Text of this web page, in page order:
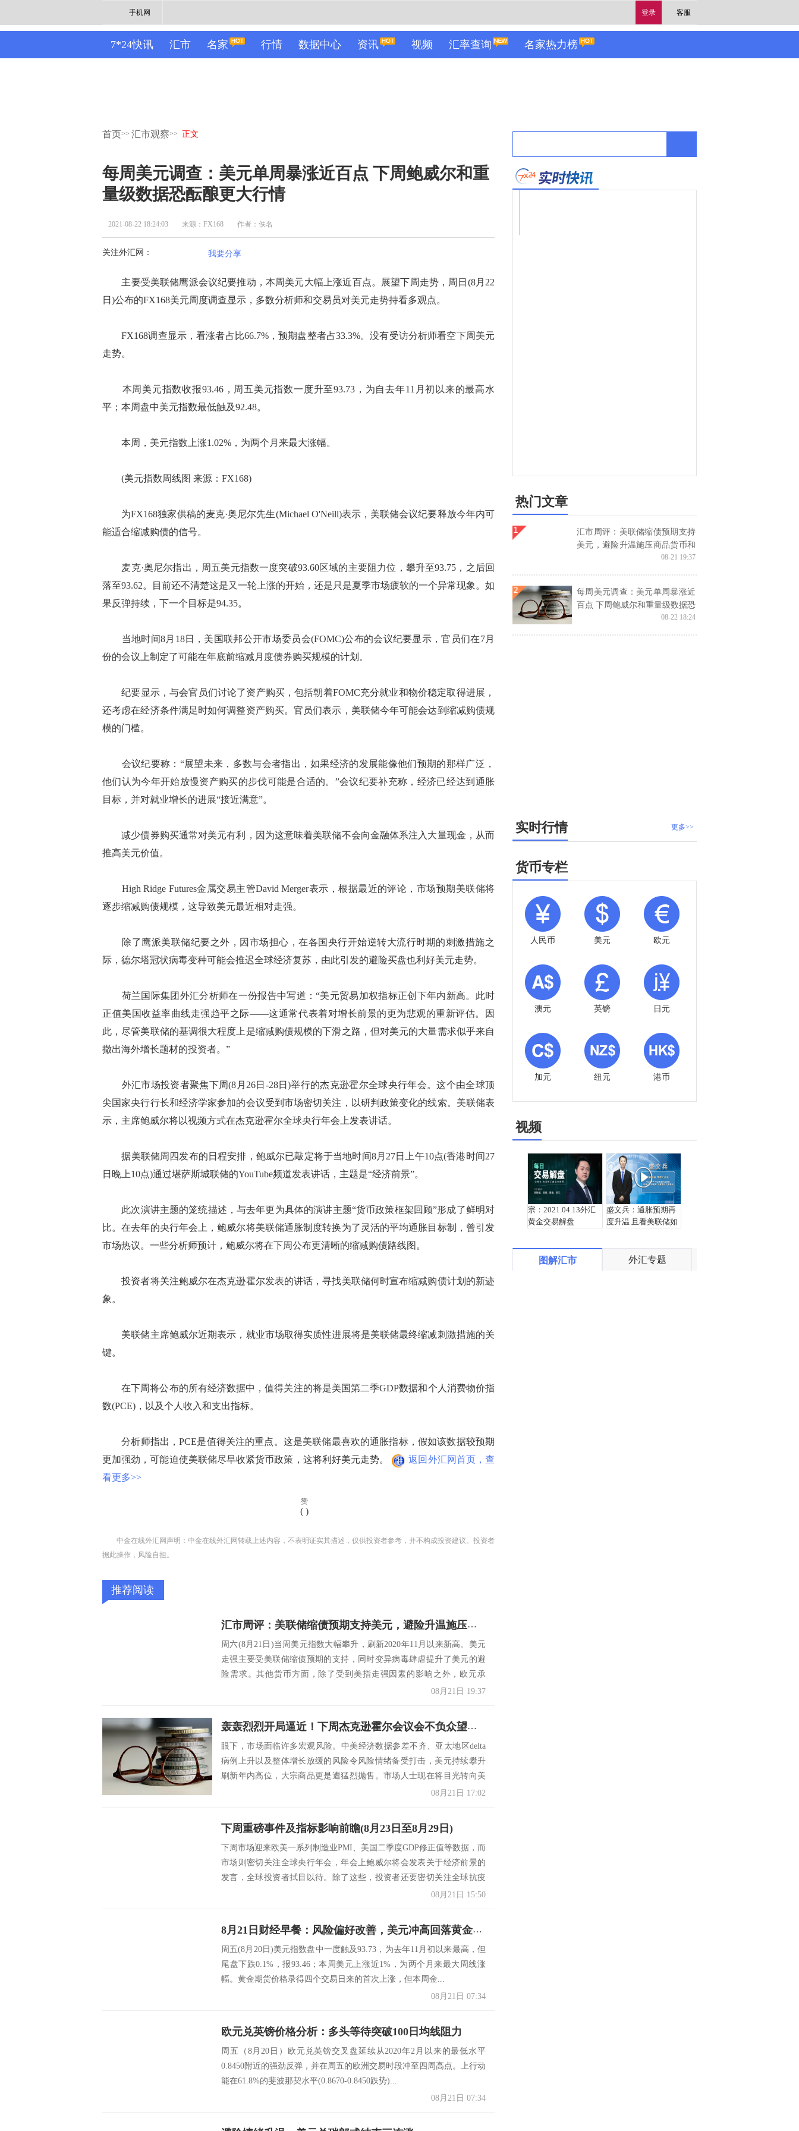
登录 客服
手机网
7*24快讯 汇市 名家 行情 数据中心 资讯 视频 汇率查询 名家热力榜
首页>> 汇市观察>> 正文
每周美元调查：美元单周暴涨近百点 下周鲍威尔和重
量级数据恐酝酿更大行情
2021-08-22 18:24:03 来源：FX168 作者：佚名
关注外汇网： 我要分享
主要受美联储鹰派会议纪要推动，本周美元大幅上涨近百点。展望下周走势，周日(8月22
日)公布的FX168美元周度调查显示，多数分析师和交易员对美元走势持看多观点。
FX168调查显示，看涨者占比66.7%，预期盘整者占33.3%。没有受访分析师看空下周美元
走势。
本周美元指数收报93.46，周五美元指数一度升至93.73，为自去年11月初以来的最高水
平；本周盘中美元指数最低触及92.48。
本周，美元指数上涨1.02%，为两个月来最大涨幅。
(美元指数周线图 来源：FX168)
为FX168独家供稿的麦克·奥尼尔先生(Michael O'Neill)表示，美联储会议纪要释放今年内可
能适合缩减购债的信号。
麦克·奥尼尔指出，周五美元指数一度突破93.60区域的主要阻力位，攀升至93.75，之后回
落至93.62。目前还不清楚这是又一轮上涨的开始，还是只是夏季市场疲软的一个异常现象。如
果反弹持续，下一个目标是94.35。
当地时间8月18日，美国联邦公开市场委员会(FOMC)公布的会议纪要显示，官员们在7月
份的会议上制定了可能在年底前缩减月度债券购买规模的计划。
纪要显示，与会官员们讨论了资产购买，包括朝着FOMC充分就业和物价稳定取得进展，
还考虑在经济条件满足时如何调整资产购买。官员们表示，美联储今年可能会达到缩减购债规
模的门槛。
会议纪要称：“展望未来，多数与会者指出，如果经济的发展能像他们预期的那样广泛，
他们认为今年开始放慢资产购买的步伐可能是合适的。”会议纪要补充称，经济已经达到通胀
目标，并对就业增长的进展“接近满意”。
减少债券购买通常对美元有利，因为这意味着美联储不会向金融体系注入大量现金，从而
推高美元价值。
High Ridge Futures金属交易主管David Merger表示，根据最近的评论，市场预期美联储将
逐步缩减购债规模，这导致美元最近相对走强。
除了鹰派美联储纪要之外，因市场担心，在各国央行开始逆转大流行时期的刺激措施之
际，德尔塔冠状病毒变种可能会推迟全球经济复苏，由此引发的避险买盘也利好美元走势。
荷兰国际集团外汇分析师在一份报告中写道：“美元贸易加权指标正创下年内新高。此时
正值美国收益率曲线走强趋平之际——这通常代表着对增长前景的更为悲观的重新评估。因
此，尽管美联储的基调很大程度上是缩减购债规模的下滑之路，但对美元的大量需求似乎来自
撤出海外增长题材的投资者。”
外汇市场投资者聚焦下周(8月26日-28日)举行的杰克逊霍尔全球央行年会。这个由全球顶
尖国家央行行长和经济学家参加的会议受到市场密切关注，以研判政策变化的线索。美联储表
示，主席鲍威尔将以视频方式在杰克逊霍尔全球央行年会上发表讲话。
据美联储周四发布的日程安排，鲍威尔已敲定将于当地时间8月27日上午10点(香港时间27
日晚上10点)通过堪萨斯城联储的YouTube频道发表讲话，主题是“经济前景”。
此次演讲主题的笼统描述，与去年更为具体的演讲主题“货币政策框架回顾”形成了鲜明对
比。在去年的央行年会上，鲍威尔将美联储通胀制度转换为了灵活的平均通胀目标制，曾引发
市场热议。一些分析师预计，鲍威尔将在下周公布更清晰的缩减购债路线图。
投资者将关注鲍威尔在杰克逊霍尔发表的讲话，寻找美联储何时宣布缩减购债计划的新迹
象。
美联储主席鲍威尔近期表示，就业市场取得实质性进展将是美联储最终缩减刺激措施的关
键。
在下周将公布的所有经济数据中，值得关注的将是美国第二季GDP数据和个人消费物价指
数(PCE)，以及个人收入和支出指标。
分析师指出，PCE是值得关注的重点。这是美联储最喜欢的通胀指标，假如该数据较预期
更加强劲，可能迫使美联储尽早收紧货币政策，这将利好美元走势。
返回外汇网首页，查
看更多>>
赞
( )
中金在线外汇网声明：中金在线外汇网转载上述内容，不表明证实其描述，仅供投资者参考，并不构成投资建议。投资者
据此操作，风险自担。
推荐阅读
汇市周评：美联储缩债预期支持美元，避险升温施压商品货币和英镑
周六(8月21日)当周美元指数大幅攀升，刷新2020年11月以来新高。美元
走强主要受美联储缩债预期的支持，同时变异病毒肆虐提升了美元的避
险需求。其他货币方面，除了受到美指走强因素的影响之外，欧元承
08月21日 19:37
轰轰烈烈开局逼近！下周杰克逊霍尔会议会不负众望吗？美元、欧元、英镑及澳纽最新前景预测
眼下，市场面临许多宏观风险。中美经济数据参差不齐、亚太地区delta
病例上升以及整体增长放缓的风险令风险情绪备受打击，美元持续攀升
刷新年内高位，大宗商品更是遭猛烈抛售。市场人士现在将目光转向美
08月21日 17:02
下周重磅事件及指标影响前瞻(8月23日至8月29日)
下周市场迎来欧美一系列制造业PMI、美国二季度GDP修正值等数据，而
市场则密切关注全球央行年会，年会上鲍威尔将会发表关于经济前景的
发言，全球投资者拭目以待。除了这些，投资者还要密切关注全球抗疫
08月21日 15:50
8月21日财经早餐：风险偏好改善，美元冲高回落黄金持稳，油价本周大跌9%
周五(8月20日)美元指数盘中一度触及93.73，为去年11月初以来最高，但
尾盘下跌0.1%，报93.46；本周美元上涨近1%，为两个月来最大周线涨
幅。黄金期货价格录得四个交易日来的首次上涨，但本周金...
08月21日 07:34
欧元兑英镑价格分析：多头等待突破100日均线阻力
周五（8月20日）欧元兑英镑交叉盘延续从2020年2月以来的最低水平
0.8450附近的强劲反弹，并在周五的欧洲交易时段冲至四周高点。上行动
能在61.8%的斐波那契水平(0.8670-0.8450跌势)...
08月21日 07:34
热门文章
汇市周评：美联储缩债预期支持
美元，避险升温施压商品货币和
08-21 19:37
每周美元调查：美元单周暴涨近
百点 下周鲍威尔和重量级数据恐
08-22 18:24
更多>>
实时行情
货币专栏
人民币 美元 欧元
澳元 英镑 日元
加元 纽元 港币
视频
宗：2021.04.13外汇
黄金交易解盘
盛文兵：通胀预期再
度升温 且看美联储如
图解汇市 外汇专题